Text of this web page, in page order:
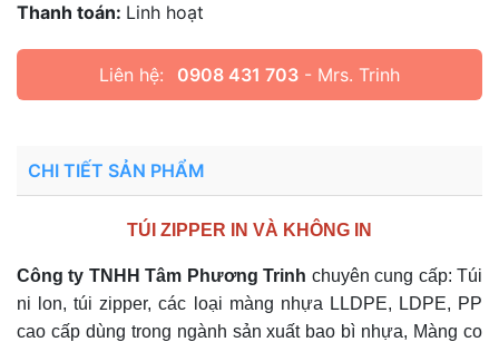
Thanh toán: Linh hoạt
Liên hệ: 0908 431 703 - Mrs. Trinh
CHI TIẾT SẢN PHẨM
TÚI ZIPPER IN VÀ KHÔNG IN
Công ty TNHH Tâm Phương Trinh chuyên cung cấp: Túi
ni lon, túi zipper, các loại màng nhựa LLDPE, LDPE, PP
cao cấp dùng trong ngành sản xuất bao bì nhựa, Màng co